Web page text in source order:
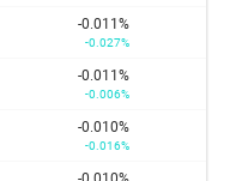
-0.011%
-0.027%
-0.011%
-0.006%
-0.010%
-0.016%